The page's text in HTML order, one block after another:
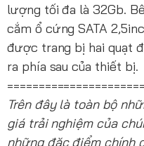
lượng tối đa là 32Gb.
cắm ổ cứng SATA
được trang bị hai quạt
ra phía sau của thiết bị.
Trên đây là toàn bộ
giá trải nghiệm của
những đặc điểm chính